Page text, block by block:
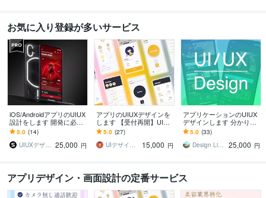
お気に入り登録が多いサービス
iOS/AndroidアプリのUIUX
設計をします 開発に必要
な全設計工程をUIUXデザ
イン専門会社が対応
5.0 (14)
UIUXデザイン • SOLUS株式会社 25,000 円
アプリのUIUXデザインを
します 【受付再開】UIUX
のプロがあなたのビジネ
スを加速させます！
5.0 (27)
UIデザイナー・たぐち
15,000 円
アプリケーションのUIUX
デザインします 分かりや
すい、使いやすいデザイ
ンを追求します！
5.0 (33)
Design Libero ｜ スギモト
25,000 円
アプリデザイン・画面設計の定番サービス